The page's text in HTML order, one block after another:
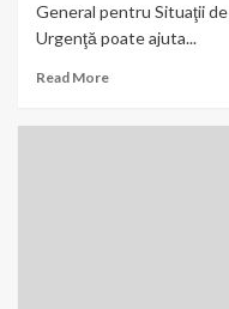
General pentru Situaţii de
Urgenţă poate ajuta...
Read More